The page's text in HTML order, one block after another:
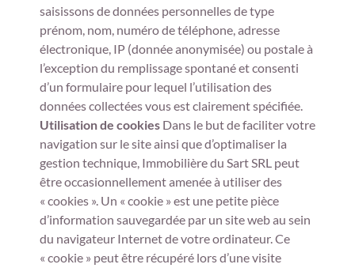
saisissons de données personnelles de type
prénom, nom, numéro de téléphone, adresse
électronique, IP (donnée anonymisée) ou postale à
l’exception du remplissage spontané et consenti
d’un formulaire pour lequel l’utilisation des
données collectées vous est clairement spécifiée.
Utilisation de cookies Dans le but de faciliter votre
navigation sur le site ainsi que d’optimaliser la
gestion technique, Immobilière du Sart SRL peut
être occasionnellement amenée à utiliser des
« cookies ». Un « cookie » est une petite pièce
d’information sauvegardée par un site web au sein
du navigateur Internet de votre ordinateur. Ce
« cookie » peut être récupéré lors d’une visite